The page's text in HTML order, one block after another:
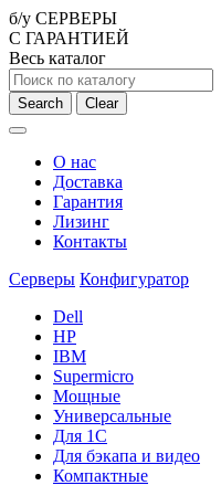
б/у СЕРВЕРЫ
С ГАРАНТИЕЙ
Весь каталог
Search Clear
О нас
Доставка
Гарантия
Лизинг
Контакты
Серверы Конфигуратор
Dell
HP
IBM
Supermicro
Мощные
Универсальные
Для 1С
Для бэкапа и видео
Компактные